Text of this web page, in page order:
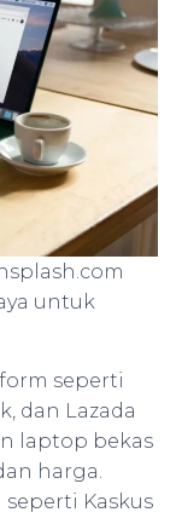
untuk
seperti
dan Lazada
laptop bekas
harga.
Kaskus